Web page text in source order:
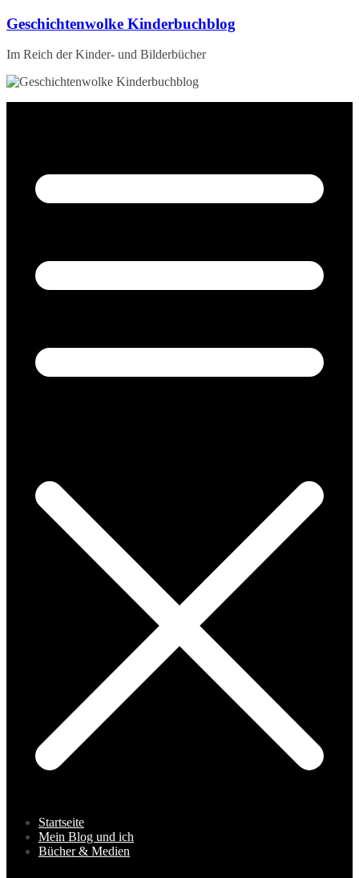
Zum
springen
Geschichtenwolke Kinderbuchblog
Im Reich der Kinder- und Bilderbücher
Startseite
Mein Blog und ich
Bücher & Medien